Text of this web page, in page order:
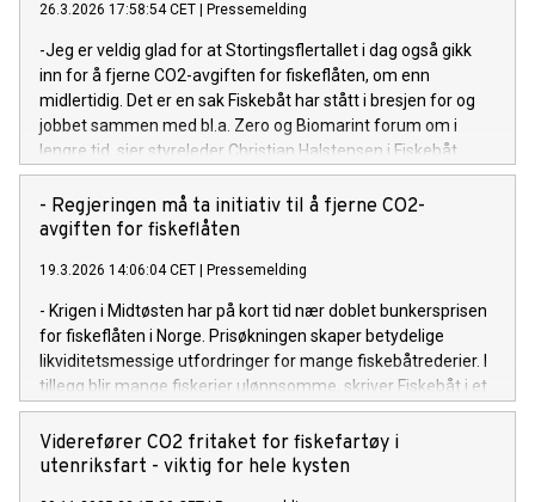
26.3.2026 17:58:54 CET Pressemelding
-Jeg er veldig glad for at Stortingsflertallet i dag også gikk
inn for å fjerne CO2-avgiften for fiskeflåten, om enn
midlertidig. Det er en sak Fiskebåt har stått i bresjen for og
jobbet sammen med bl.a. Zero og Biomarint forum om i
lengre tid, sier styreleder Christian Halstensen i Fiskebåt.
- Regjeringen må ta initiativ til å fjerne CO2-
avgiften for fiskeflåten
19.3.2026 14:06:04 CET Pressemelding
- Krigen i Midtøsten har på kort tid nær doblet bunkersprisen
for fiskeflåten i Norge. Prisøkningen skaper betydelige
likviditetsmessige utfordringer for mange fiskebåtrederier. I
tillegg blir mange fiskerier ulønnsomme, skriver Fiskebåt i et
brev til Finansdepartementet og Nærings- og
fiskeridepartementet.
Viderefører CO2 fritaket for fiskefartøy i
utenriksfart - viktig for hele kysten